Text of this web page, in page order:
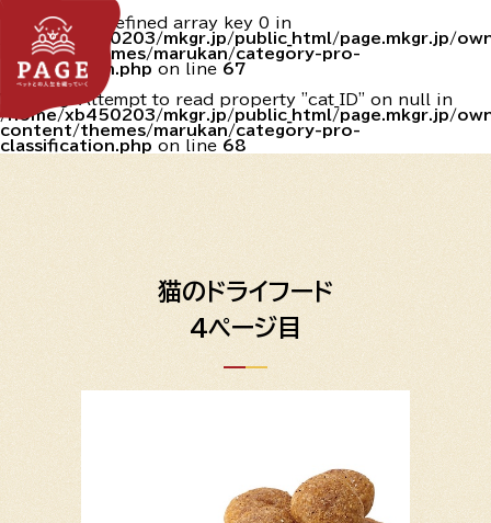
Warning: Undefined array key 0 in
/home/xb450203/mkgr.jp/public_html/page.mkgr.jp/
content/themes/marukan/category-pro-
classification.php on line 67
: Attempt to read property "cat_ID" on null in
/home/xb450203/mkgr.jp/public_html/page.mkgr.jp/
content/themes/marukan/category-pro-
classification.php on line 68
猫のドライフード
4ページ目